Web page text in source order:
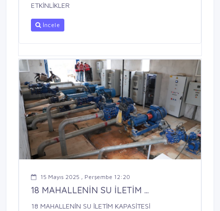
ETKİNLİKLER
İncele
15 Mayıs 2025 , Perşembe 12:20
18 MAHALLENİN SU İLETİM ...
18 MAHALLENİN SU İLETİM KAPASİTESİ